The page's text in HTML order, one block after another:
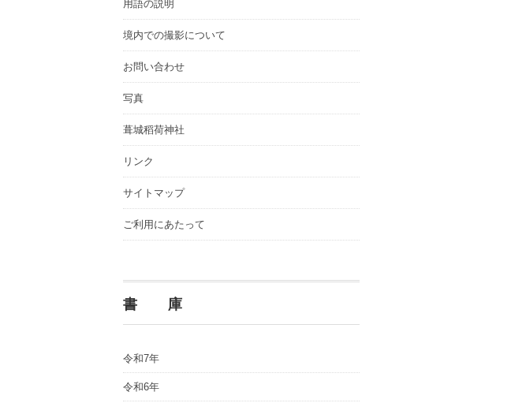
用語の説明
境内での撮影について
お問い合わせ
写真
葺城稻荷神社
リンク
サイトマップ
ご利用にあたって
書 庫
令和7年
令和6年